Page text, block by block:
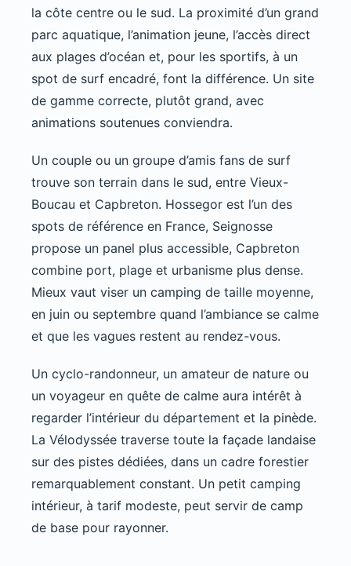
la côte centre ou le sud. La proximité d’un grand
parc aquatique, l’animation jeune, l’accès direct
aux plages d’océan et, pour les sportifs, à un
spot de surf encadré, font la différence. Un site
de gamme correcte, plutôt grand, avec
animations soutenues conviendra.
Un couple ou un groupe d’amis fans de surf
trouve son terrain dans le sud, entre Vieux-
Boucau et Capbreton. Hossegor est l’un des
spots de référence en France, Seignosse
propose un panel plus accessible, Capbreton
combine port, plage et urbanisme plus dense.
Mieux vaut viser un camping de taille moyenne,
en juin ou septembre quand l’ambiance se calme
et que les vagues restent au rendez-vous.
Un cyclo-randonneur, un amateur de nature ou
un voyageur en quête de calme aura intérêt à
regarder l’intérieur du département et la pinède.
La Vélodyssée traverse toute la façade landaise
sur des pistes dédiées, dans un cadre forestier
remarquablement constant. Un petit camping
intérieur, à tarif modeste, peut servir de camp
de base pour rayonner.